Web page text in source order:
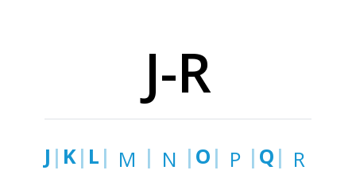
J-R
J | K| L | M | N | O | P | Q | R